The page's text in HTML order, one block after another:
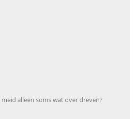
alleen soms wat over dreven?